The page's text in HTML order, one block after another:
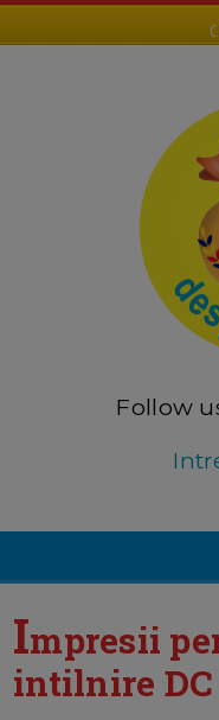
Follow
Impresii
intilnire DC